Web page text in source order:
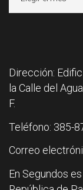
Dirección:
la Calle del
F.
Teléfono: 385-
Correo
En Segundos